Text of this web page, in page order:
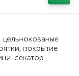
покрытие
секатор